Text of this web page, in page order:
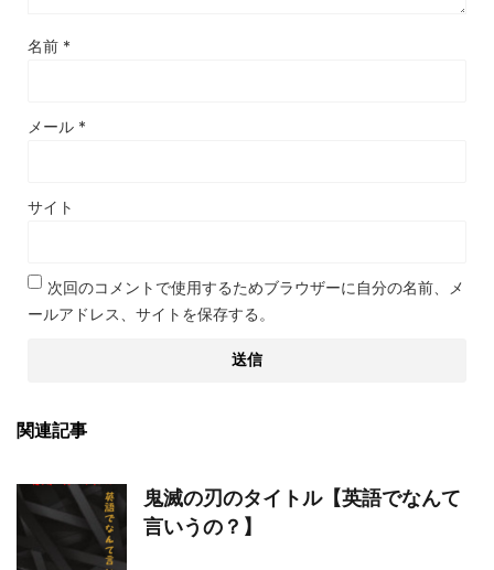
名前 *
メール *
サイト
次回のコメントで使用するためブラウザーに自分の名前、メ
ールアドレス、サイトを保存する。
関連記事
鬼滅の刃のタイトル【英語でなんて
言いうの？】